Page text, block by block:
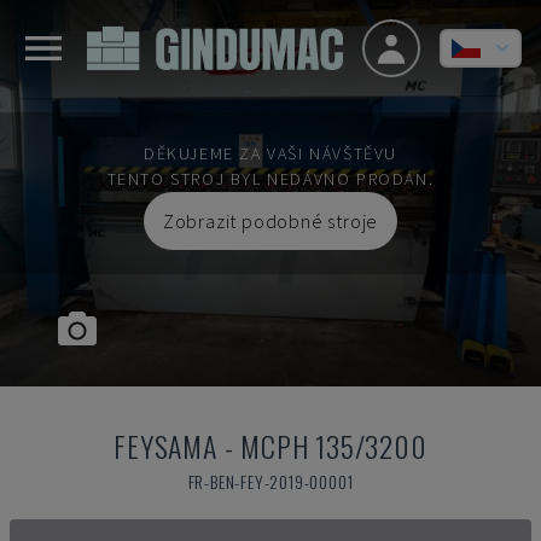
DĚKUJEME ZA VAŠI NÁVŠTĚVU
TENTO STROJ BYL NEDÁVNO PRODÁN.
Zobrazit podobné stroje
FEYSAMA - MCPH 135/3200
FR-BEN-FEY-2019-00001